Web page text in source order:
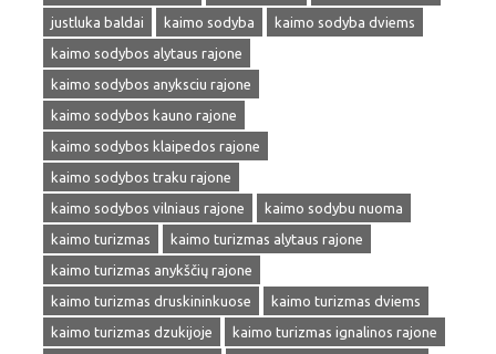
justluka baldai
kaimo sodyba
kaimo sodyba dviems
kaimo sodybos alytaus rajone
kaimo sodybos anyksciu rajone
kaimo sodybos kauno rajone
kaimo sodybos klaipedos rajone
kaimo sodybos traku rajone
kaimo sodybos vilniaus rajone
kaimo sodybu nuoma
kaimo turizmas
kaimo turizmas alytaus rajone
kaimo turizmas anykščių rajone
kaimo turizmas druskininkuose
kaimo turizmas dviems
kaimo turizmas dzukijoje
kaimo turizmas ignalinos rajone